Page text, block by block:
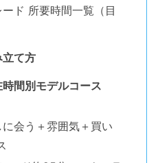
ド 所要時間一覧（目
て方
間別モデルコース
会う＋雰囲気＋買い